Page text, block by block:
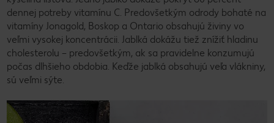
dennej potreby vitamínu C. Predovšetkým odrody bohaté na
vitamíny Jonagold, Boskop a Ontario obsahujú živiny vo
veľmi vysokej koncentrácii. Jablká dokážu tiež znížiť hladinu
cholesterolu – predovšetkým, ak sa pravidelne konzumujú
počas dlhšieho obdobia. Keďže jablká obsahujú veľa vlákniny,
sú veľmi sýte.